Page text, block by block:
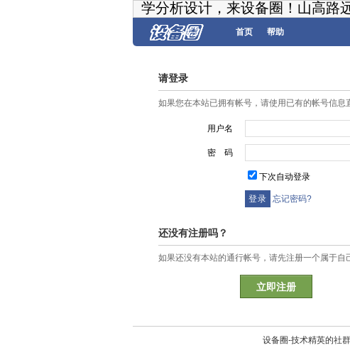
学分析设计，来设备圈！山高路
首页 帮助
请登录
如果您在本站已拥有帐号，请使用已有的帐号信息
用户名
密 码
下次自动登录
忘记密码?
还没有注册吗？
如果还没有本站的通行帐号，请先注册一个属于自
立即注册
设备圈-技术精英的社